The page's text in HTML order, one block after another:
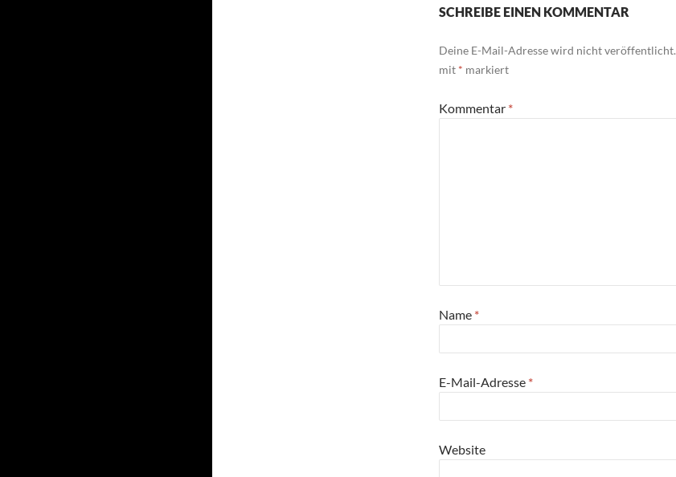
SCHREIBE EINEN KOMMENTAR
Deine E-Mail-Adresse wird nicht veröffentlicht.
mit * markiert
Kommentar *
Name *
E-Mail-Adresse *
Website